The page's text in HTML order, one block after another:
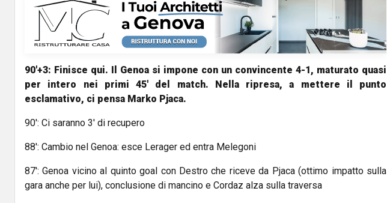
90'+3: Finisce qui. Il Genoa si impone con un convincente 4-1, maturato quasi
per intero nei primi 45' del match. Nella ripresa, a mettere il punto
esclamativo, ci pensa Marko Pjaca.
90': Ci saranno 3' di recupero
88': Cambio nel Genoa: esce Lerager ed entra Melegoni
87': Genoa vicino al quinto goal con Destro che riceve da Pjaca (ottimo impatto sulla
gara anche per lui), conclusione di mancino e Cordaz alza sulla traversa